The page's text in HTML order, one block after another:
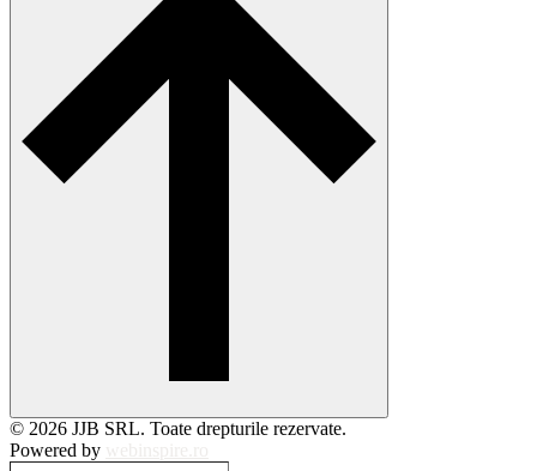
© 2026 JJB SRL. Toate drepturile rezervate.
Powered by